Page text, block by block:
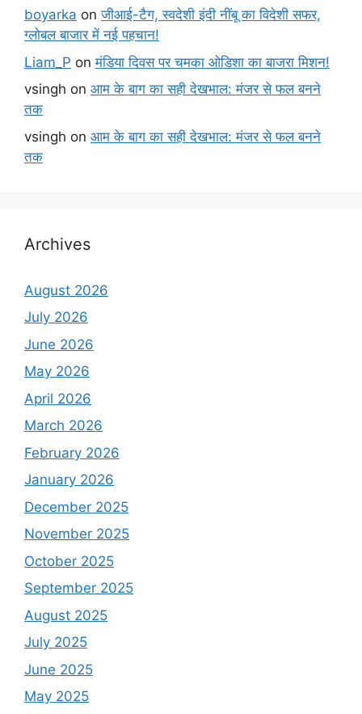
boyarka onजीआई-टैग, स्वदेशी इंदी नींबू का विदेशी सफर,
ग्लोबल बाजार में नई पहचान!
Liam_P onमंडिया दिवस पर चमका ओडिशा का बाजरा मिशन!
vsingh on आम के बाग का सही देखभाल: मंजर से फल बनने
तक
vsingh on आम के बाग का सही देखभाल: मंजर से फल बनने
तक
Archives
August 2026
July 2026
June 2026
May 2026
April 2026
March 2026
February 2026
January 2026
December 2025
November 2025
October 2025
September 2025
August 2025
July 2025
June 2025
May 2025